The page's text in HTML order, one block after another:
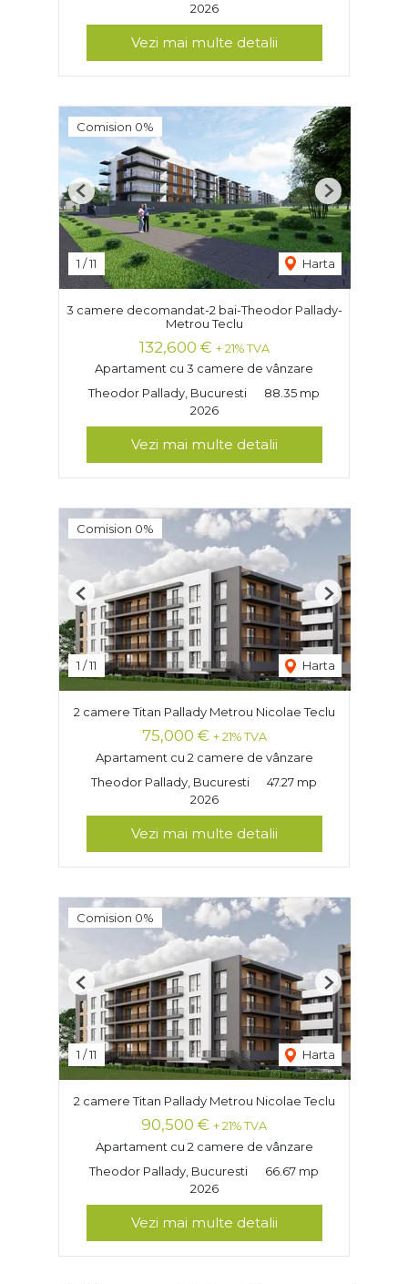
2026
Vezi mai multe detalii
Comision 0%
1 /11 Harta
Previous Next
3 camere decomandat-2 bai-Theodor Pallady-
Metrou Teclu
132,600 € + 21% TVA
Apartament cu 3 camere de vânzare
Theodor Pallady, Bucuresti
88.35 mp
2026
Vezi mai multe detalii
Comision 0%
1 /11 Harta
Previous Next
2 camere Titan Pallady Metrou Nicolae Teclu
75,000 € + 21% TVA
Apartament cu 2 camere de vânzare
Theodor Pallady, Bucuresti
47.27 mp
2026
Vezi mai multe detalii
Comision 0%
1 /11 Harta
Previous Next
2 camere Titan Pallady Metrou Nicolae Teclu
90,500 € + 21% TVA
Apartament cu 2 camere de vânzare
Theodor Pallady, Bucuresti
66.67 mp
2026
Vezi mai multe detalii